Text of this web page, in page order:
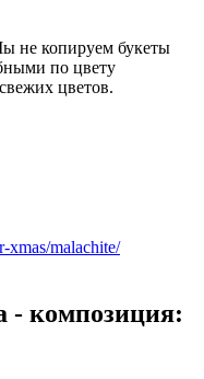
не копируем букеты
по цвету
цветов.
xmas/malachite/
- композиция: